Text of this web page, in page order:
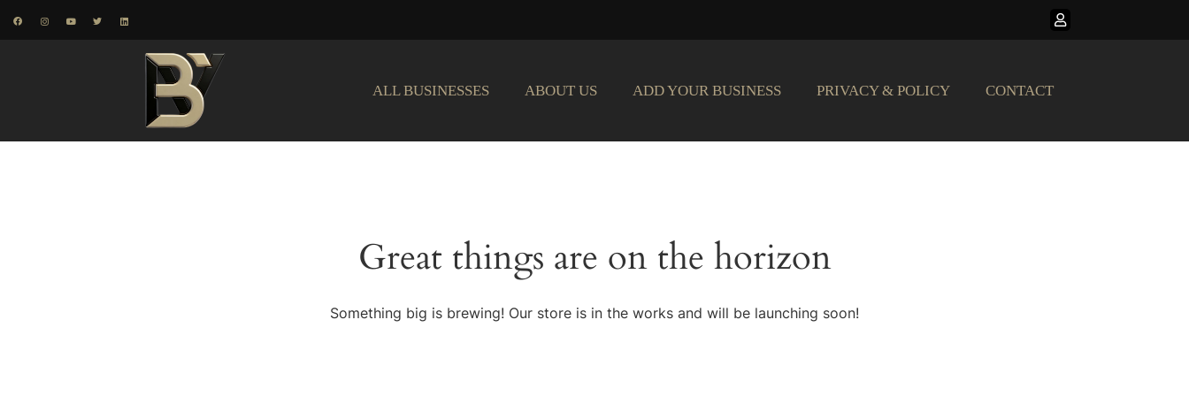
ALL BUSINESSES ABOUT US ADD YOUR BUSINESS PRIVACY & POLICY CONTACT
Great things are on the horizon
Something big is brewing! Our store is in the works and will be launching soon!